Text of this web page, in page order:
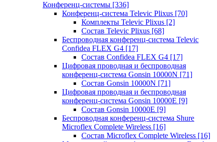
Конференц-системы [336]
Конференц-система Televic Plixus [70]
Комплекты Televic Plixus [2]
Состав Televic Plixus [68]
Беспроводная конференц-система Televic
Confidea FLEX G4 [17]
Состав Confidea FLEX G4 [17]
Цифровая проводная и беспроводная
конференц-система Gonsin 10000N [71]
Состав Gonsin 10000N [71]
Цифровая проводная и беспроводная
конференц-система Gonsin 10000E [9]
Состав Gonsin 10000E [9]
Беспроводная конференц-система Shure
Microflex Complete Wireless [16]
Состав Microflex Complete Wireless [16]